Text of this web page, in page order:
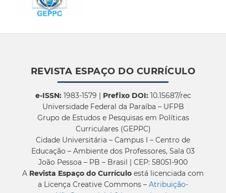
REVISTA ESPAÇO DO CURRÍCULO
e-ISSN:1983-1579 | Prefixo DOI:10.15687/rec
Universidade Federal da Paraíba – UFPB
Grupo de Estudos e Pesquisas em Políticas
Curriculares (GEPPC)
Cidade Universitária – Campus I – Centro de
Educação – Ambiente dos Professores, Sala 03
João Pessoa – PB – Brasil | CEP: 58051-900
A Revista Espaço do Currículo está licenciada com
a Licença Creative Commons – Atribuição-